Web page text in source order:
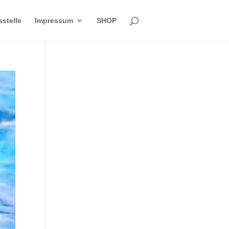
Impressum SHOP